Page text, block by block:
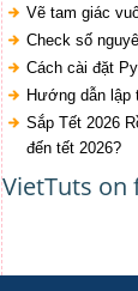
Vẽ tam giác
Check số
Cách cài đặt
Hướng dẫn
Sắp Tết 2026
đến tết 2026?
VietTuts on